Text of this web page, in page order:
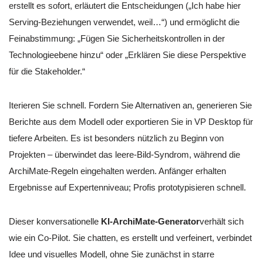
erstellt es sofort, erläutert die Entscheidungen („Ich habe hier
Serving-Beziehungen verwendet, weil…“) und ermöglicht die
Feinabstimmung: „Fügen Sie Sicherheitskontrollen in der
Technologieebene hinzu“ oder „Erklären Sie diese Perspektive
für die Stakeholder.“
Iterieren Sie schnell. Fordern Sie Alternativen an, generieren Sie
Berichte aus dem Modell oder exportieren Sie in VP Desktop für
tiefere Arbeiten. Es ist besonders nützlich zu Beginn von
Projekten – überwindet das leere-Bild-Syndrom, während die
ArchiMate-Regeln eingehalten werden. Anfänger erhalten
Ergebnisse auf Expertenniveau; Profis prototypisieren schnell.
Dieser konversationelle KI-ArchiMate-Generatorverhält sich
wie ein Co-Pilot. Sie chatten, es erstellt und verfeinert, verbindet
Idee und visuelles Modell, ohne Sie zunächst in starre